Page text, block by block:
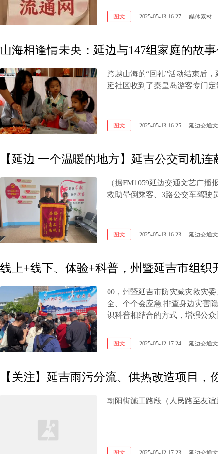
图文 2025-05-13 16:27 媒体素材
山海相逢情未央：延边与147组家庭的故
跨越山海的“回礼”活动结束后
延社区收到了秦皇岛游客专门
图文 2025-05-13 16:25 延边交通
【延边 一个温暖的地方】延吉公交司机
（据FM1059延边交通文艺广
救助晕倒乘客、3路公交车驾驶
图文 2025-05-13 16:23 延边交通
线上+线下、体验+科普，州暨延吉市组
00，州暨延吉市防灾减灾救灾
全、个个会应急 排查身边灾害
识科普相结合的方式，增强公
图文 2025-05-12 17:24 延边交通
【关注】延吉雨污分流、供热改造项目
朝阳街施工路段（人民路至友
图文 2025-05-12 17:23 延边交通